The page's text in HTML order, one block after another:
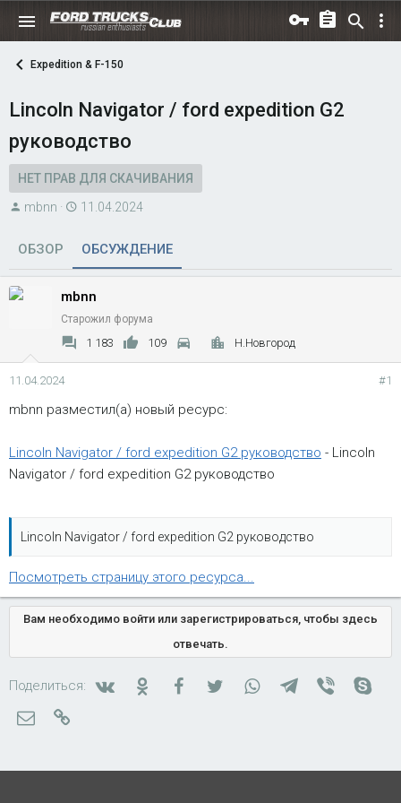
Expedition & F-150
Lincoln Navigator / ford expedition G2
руководство
НЕТ ПРАВ ДЛЯ СКАЧИВАНИЯ
А
т
о
ы
mbnn
Д
т
а
а
ч
л
11.04.2024
ОБЗОР ОБСУЖДЕНИЕ
mbnn
Старожил форума
1 183 109 Н.Новгород
11.04.2024 #1
mbnn разместил(а) новый ресурс:
Lincoln Navigator / ford expedition G2 руководство - Lincoln
Navigator / ford expedition G2 руководство
Lincoln Navigator / ford expedition G2 руководство
Посмотреть страницу этого ресурса...
Вам необходимо войти или зарегистрироваться, чтобы здесь
отвечать.
Поделиться: ВконтактеОдноклассники
FacebookTwitterWhatsAppTelegram
Viber
Электронная почта